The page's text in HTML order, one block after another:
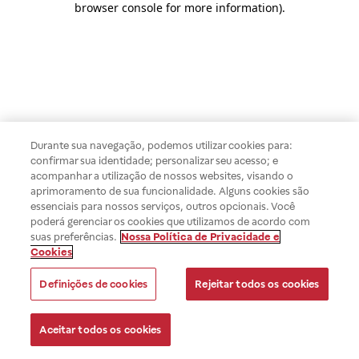
browser console for more information).
Durante sua navegação, podemos utilizar cookies para:
confirmar sua identidade; personalizar seu acesso; e
acompanhar a utilização de nossos websites, visando o
aprimoramento de sua funcionalidade. Alguns cookies são
essenciais para nossos serviços, outros opcionais. Você
poderá gerenciar os cookies que utilizamos de acordo com
suas preferências. Nossa Política de Privacidade e
Cookies
Definições de cookies Rejeitar todos os cookies
Aceitar todos os cookies